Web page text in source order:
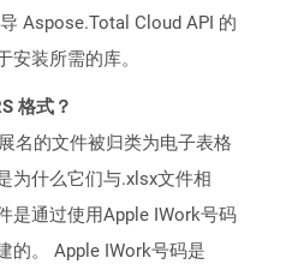
Aspose.Total Cloud API 的
安装所需的库。
格式？
名的文件被归类为电子表格
为什么它们与.xlsx文件相
是通过使用Apple IWork号码
的。 Apple IWork号码是